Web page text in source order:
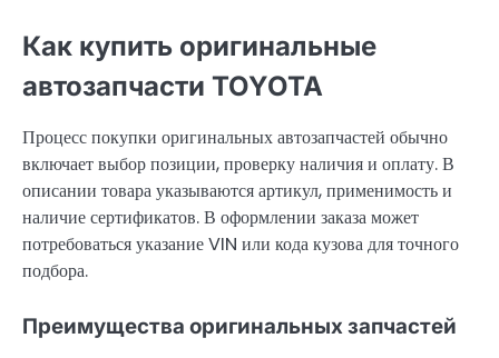
Как купить оригинальные
автозапчасти TOYOTA
Процесс покупки оригинальных автозапчастей обычно
включает выбор позиции, проверку наличия и оплату. В
описании товара указываются артикул, применимость и
наличие сертификатов. В оформлении заказа может
потребоваться указание VIN или кода кузова для точного
подбора.
Преимущества оригинальных запчастей